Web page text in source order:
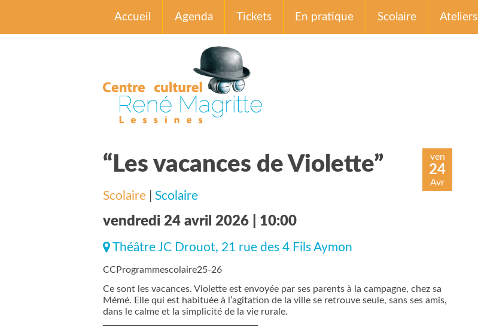
Accueil Agenda Tickets En pratique Scolaire Ateliers
“Les vacances de Violette” ven
24
Avr
Scolaire Scolaire
vendredi 24 avril 2026 | 10:00
Théâtre JC Drouot, 21 rue des 4 Fils Aymon
CCProgrammescolaire25-26
Ce sont les vacances. Violette est envoyée par ses parents à la campagne, chez sa
Mémé. Elle qui est habituée à l’agitation de la ville se retrouve seule, sans ses amis,
dans le calme et la simplicité de la vie rurale.